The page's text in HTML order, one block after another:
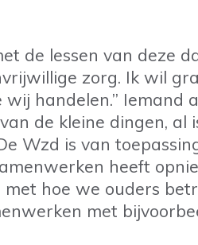
de lessen van deze
zorg. Ik wil
handelen.” Iemand
de kleine dingen, al
Wzd is van
heeft
met hoe we ouders
met